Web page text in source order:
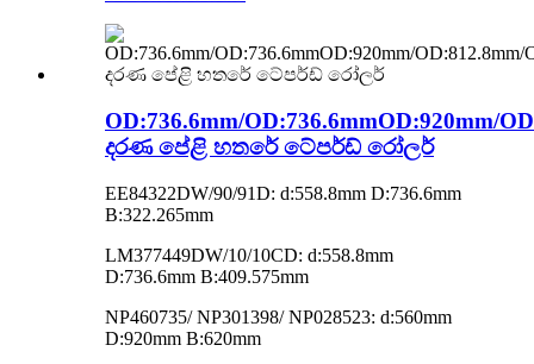
OD:736.6mm/OD:736.6mmOD:920mm/
දරණ පේළි හතරේ ටේපර්ඩ් රෝලර්
EE84322DW/90/91D: d:558.8mm D:736.6mm
B:322.265mm
LM377449DW/10/10CD: d:558.8mm
D:736.6mm B:409.575mm
NP460735/ NP301398/ NP028523: d:560mm
D:920mm B:620mm